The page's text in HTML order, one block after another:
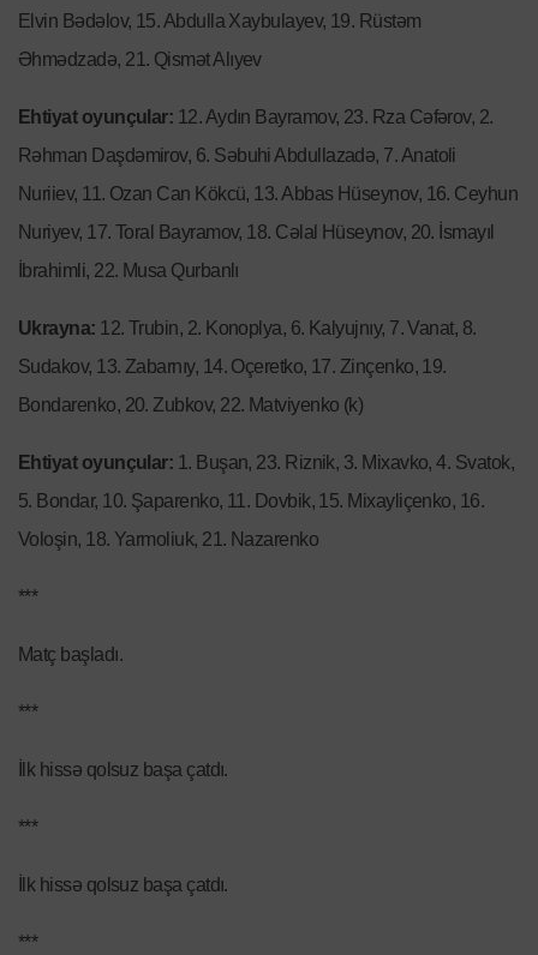
Elvin Bədəlov, 15. Abdulla Xaybulayev, 19. Rüstəm
Əhmədzadə, 21. Qismət Alıyev
Ehtiyat oyunçular: 12. Aydın Bayramov, 23. Rza Cəfərov, 2.
Rəhman Daşdəmirov, 6. Səbuhi Abdullazadə, 7. Anatoli
Nuriiev, 11. Ozan Can Kökcü, 13. Abbas Hüseynov, 16. Ceyhun
Nuriyev, 17. Toral Bayramov, 18. Cəlal Hüseynov, 20. İsmayıl
İbrahimli, 22. Musa Qurbanlı
Ukrayna: 12. Trubin, 2. Konoplya, 6. Kalyujnıy, 7. Vanat, 8.
Sudakov, 13. Zabarnıy, 14. Oçeretko, 17. Zinçenko, 19.
Bondarenko, 20. Zubkov, 22. Matviyenko (k)
Ehtiyat oyunçular: 1. Buşan, 23. Riznik, 3. Mixavko, 4. Svatok,
5. Bondar, 10. Şaparenko, 11. Dovbik, 15. Mixayliçenko, 16.
Voloşin, 18. Yarmoliuk, 21. Nazarenko
***
Matç başladı.
***
İlk hissə qolsuz başa çatdı.
***
İlk hissə qolsuz başa çatdı.
***